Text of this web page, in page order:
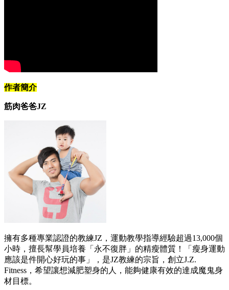
作者簡介
筋肉爸爸JZ
擁有多種專業認證的教練JZ，運動教學指導經驗超過13,000個
小時，擅長幫學員培養「永不復胖」的精瘦體質！「瘦身運動
應該是件開心好玩的事」，是JZ教練的宗旨，創立J.Z.
Fitness，希望讓想減肥塑身的人，能夠健康有效的達成魔鬼身
材目標。